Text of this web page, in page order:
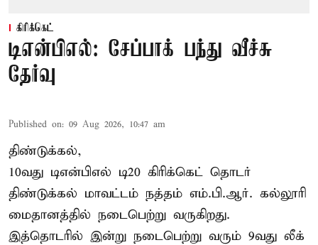
கிரிக்கெட்
டிஎன்பிஎல்: சேப்பாக் பந்து வீச்சு
தேர்வு
Published on: 09 Aug 2026, 10:47 am
திண்டுக்கல்,
10வது டிஎன்பிஎல் டி20 கிரிக்கெட் தொடர்
திண்டுக்கல் மாவட்டம் நத்தம் எம்.பி.ஆர். கல்லூரி
மைதானத்தில் நடைபெற்று வருகிறது.
இத்தொடரில் இன்று நடைபெற்று வரும் 9வது லீக்